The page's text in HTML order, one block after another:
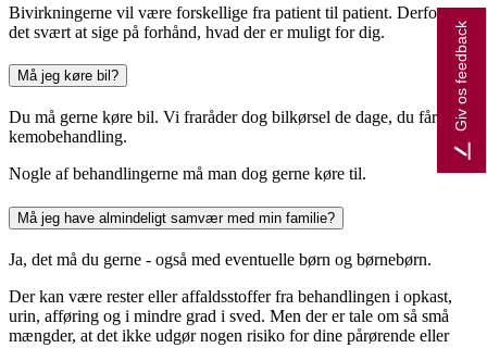
Bivirkningerne vil være forskellige fra patient til patient. Derfor er
det svært at sige på forhånd, hvad der er muligt for dig.
Må jeg køre bil?
Du må gerne køre bil. Vi fraråder dog bilkørsel de dage, du får
kemobehandling.
Nogle af behandlingerne må man dog gerne køre til.
Må jeg have almindeligt samvær med min familie?
Ja, det må du gerne - også med eventuelle børn og børnebørn.
Der kan være rester eller affaldsstoffer fra behandlingen i opkast,
urin, afføring og i mindre grad i sved. Men der er tale om så små
mængder, at det ikke udgør nogen risiko for dine pårørende eller
Giv os feedback